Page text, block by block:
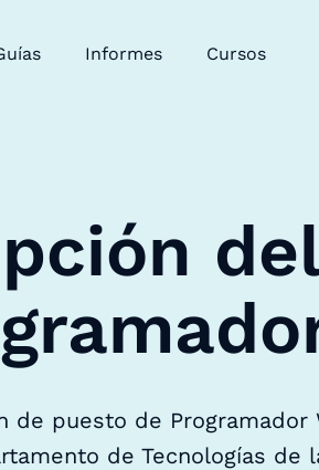
Informes Cursos
de puesto de
de Tecnologías de